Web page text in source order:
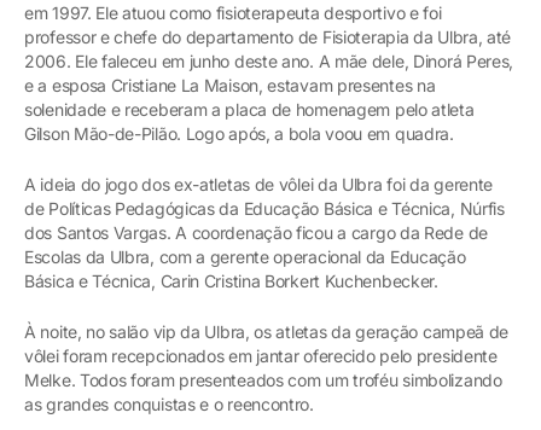
em 1997. Ele atuou como fisioterapeuta desportivo e foi
professor e chefe do departamento de Fisioterapia da Ulbra, até
2006. Ele faleceu em junho deste ano. A mãe dele, Dinorá Peres,
e a esposa Cristiane La Maison, estavam presentes na
solenidade e receberam a placa de homenagem pelo atleta
Gilson Mão-de-Pilão. Logo após, a bola voou em quadra.
A ideia do jogo dos ex-atletas de vôlei da Ulbra foi da gerente
de Políticas Pedagógicas da Educação Básica e Técnica, Núrfis
dos Santos Vargas. A coordenação ficou a cargo da Rede de
Escolas da Ulbra, com a gerente operacional da Educação
Básica e Técnica, Carin Cristina Borkert Kuchenbecker.
À noite, no salão vip da Ulbra, os atletas da geração campeã de
vôlei foram recepcionados em jantar oferecido pelo presidente
Melke. Todos foram presenteados com um troféu simbolizando
as grandes conquistas e o reencontro.